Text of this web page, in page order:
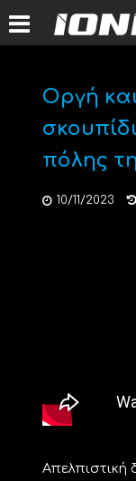
Οργή
πόλης
10/11/2023
Απελπιστική